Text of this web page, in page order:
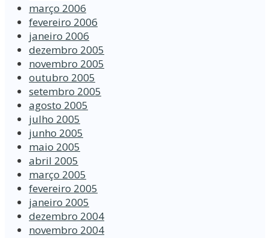
março 2006
fevereiro 2006
janeiro 2006
dezembro 2005
novembro 2005
outubro 2005
setembro 2005
agosto 2005
julho 2005
junho 2005
maio 2005
abril 2005
março 2005
fevereiro 2005
janeiro 2005
dezembro 2004
novembro 2004